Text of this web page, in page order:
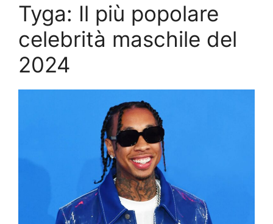
Tyga: Il più popolare
celebrità maschile del
2024